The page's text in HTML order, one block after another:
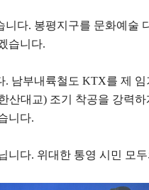
니다. 봉평지구를 문화예술
습니다.
. 남부내륙철도 KTX를 제
산대교) 조기 착공을 강력
니다.
니다. 위대한 통영 시민 모